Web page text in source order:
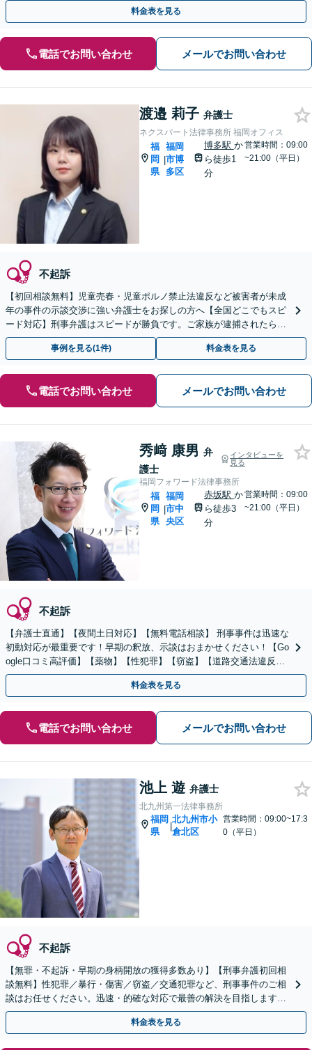
料金表を見る
電話でお問い合わせ メールでお問い合わせ
渡邉 莉子 弁護士
ネクスパート法律事務所 福岡オフィス
福
岡
県
|
福岡
市博
多区
博多駅 か
ら徒歩1
分
営業時間：09:00
~21:00（平日）
不起訴
【初回相談無料】児童売春・児童ポルノ禁止法違反など被害者が未成
年の事件の示談交渉に強い弁護士をお探しの方へ【全国どこでもスピ
ード対応】刑事弁護はスピードが勝負です。ご家族が逮捕されたら一
刻も早くご相談ください【24時間365日相談受付】
事例を見る(1件) 料金表を見る
電話でお問い合わせ メールでお問い合わせ
秀﨑 康男 弁
護士
インタビューを
見る
福岡フォワード法律事務所
福
岡
県
|
福岡
市中
央区
赤坂駅 か
ら徒歩3
分
営業時間：09:00
~21:00（平日）
不起訴
【弁護士直通】【夜間土日対応】【無料電話相談】 刑事事件は迅速な
初動対応が最重要です！早期の釈放、示談はおまかせください！【Go
ogle口コミ高評価】【薬物】【性犯罪】【窃盗】【道路交通法違反】
示談、釈放、不起訴、全力で弁護します！！
料金表を見る
電話でお問い合わせ メールでお問い合わせ
池上 遊 弁護士
北九州第一法律事務所
福岡
県
|
北九州市小
倉北区
営業時間：09:00~17:3
0（平日）
不起訴
【無罪・不起訴・早期の身柄開放の獲得多数あり】【刑事弁護初回相
談無料】性犯罪／暴行・傷害／窃盗／交通犯罪など、刑事事件のご相
談はお任せください。迅速・的確な対応で最善の解決を目指します
【年間100件もの相談に対応】被害者の方もご相談ください
料金表を見る